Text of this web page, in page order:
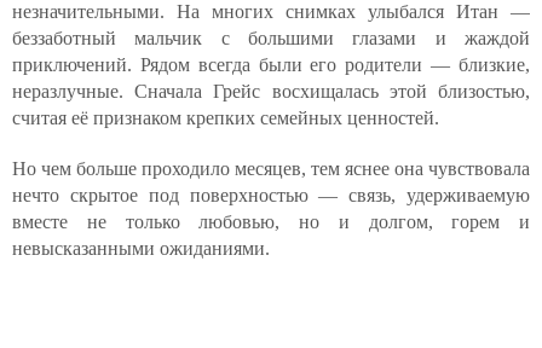
незначительными. На многих снимках улыбался Итан —
беззаботный мальчик с большими глазами и жаждой
приключений. Рядом всегда были его родители — близкие,
неразлучные. Сначала Грейс восхищалась этой близостью,
считая её признаком крепких семейных ценностей.
Но чем больше проходило месяцев, тем яснее она чувствовала
нечто скрытое под поверхностью — связь, удерживаемую
вместе не только любовью, но и долгом, горем и
невысказанными ожиданиями.